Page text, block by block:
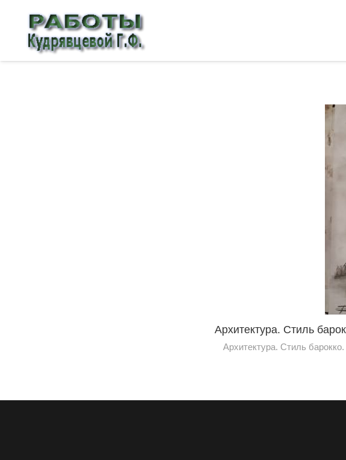
Архитектура. Стиль
Архитектура. Стиль